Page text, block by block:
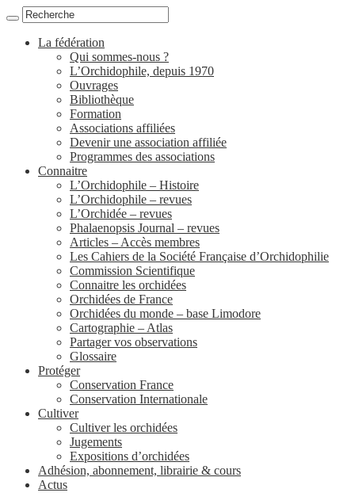
La fédération
Qui sommes-nous ?
L’Orchidophile, depuis 1970
Ouvrages
Bibliothèque
Formation
Associations affiliées
Devenir une association affiliée
Programmes des associations
Connaitre
L’Orchidophile – Histoire
L’Orchidophile – revues
L’Orchidée – revues
Phalaenopsis Journal – revues
Articles – Accès membres
Les Cahiers de la Société Française d’Orchidophilie
Commission Scientifique
Connaitre les orchidées
Orchidées de France
Orchidées du monde – base Limodore
Cartographie – Atlas
Partager vos observations
Glossaire
Protéger
Conservation France
Conservation Internationale
Cultiver
Cultiver les orchidées
Jugements
Expositions d’orchidées
Adhésion, abonnement, librairie & cours
Actus